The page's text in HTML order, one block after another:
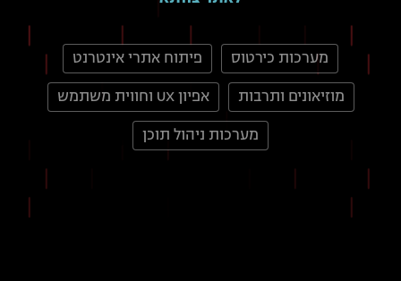
מערכות כירטוס פיתוח אתרי אינטרנט
מוזיאונים ותרבות אפיון UX וחווית משתמש
מערכות ניהול תוכן